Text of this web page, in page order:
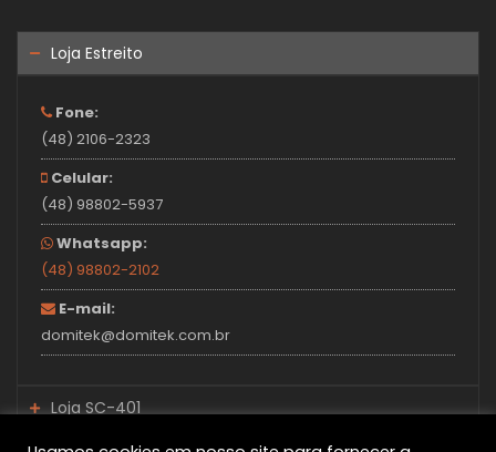
Loja Estreito
Fone:
(48) 2106-2323
Celular:
(48) 98802-5937
Whatsapp:
(48) 98802-2102
E-mail:
domitek@domitek.com.br
Loja SC-401